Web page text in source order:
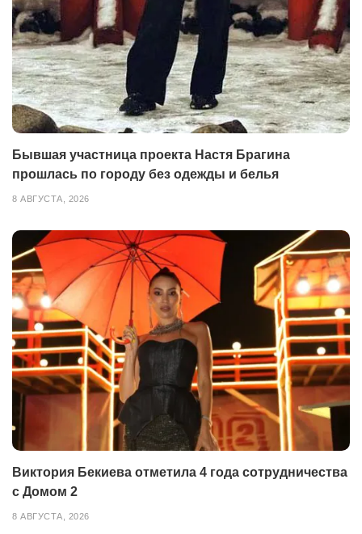
Бывшая участница проекта Настя Брагина
прошлась по городу без одежды и белья
8 АВГУСТА, 2026
Виктория Бекиева отметила 4 года сотрудничества
с Домом 2
8 АВГУСТА, 2026